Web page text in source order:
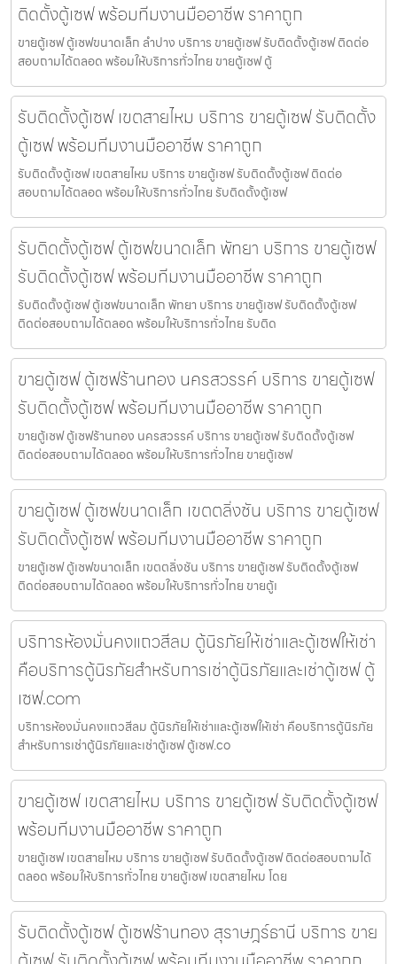
ติดตั้งตู้เซฟ พร้อมทีมงานมืออาชีพ ราคาถูก
ขายตู้เซฟ ตู้เซฟขนาดเล็ก ลำปาง บริการ ขายตู้เซฟ รับติดตั้งตู้เซฟ ติดต่อ
สอบถามได้ตลอด พร้อมให้บริการทั่วไทย ขายตู้เซฟ ตู้
รับติดตั้งตู้เซฟ เขตสายไหม บริการ ขายตู้เซฟ รับติดตั้ง
ตู้เซฟ พร้อมทีมงานมืออาชีพ ราคาถูก
รับติดตั้งตู้เซฟ เขตสายไหม บริการ ขายตู้เซฟ รับติดตั้งตู้เซฟ ติดต่อ
สอบถามได้ตลอด พร้อมให้บริการทั่วไทย รับติดตั้งตู้เซฟ
รับติดตั้งตู้เซฟ ตู้เซฟขนาดเล็ก พัทยา บริการ ขายตู้เซฟ
รับติดตั้งตู้เซฟ พร้อมทีมงานมืออาชีพ ราคาถูก
รับติดตั้งตู้เซฟ ตู้เซฟขนาดเล็ก พัทยา บริการ ขายตู้เซฟ รับติดตั้งตู้เซฟ
ติดต่อสอบถามได้ตลอด พร้อมให้บริการทั่วไทย รับติด
ขายตู้เซฟ ตู้เซฟร้านทอง นครสวรรค์ บริการ ขายตู้เซฟ
รับติดตั้งตู้เซฟ พร้อมทีมงานมืออาชีพ ราคาถูก
ขายตู้เซฟ ตู้เซฟร้านทอง นครสวรรค์ บริการ ขายตู้เซฟ รับติดตั้งตู้เซฟ
ติดต่อสอบถามได้ตลอด พร้อมให้บริการทั่วไทย ขายตู้เซฟ
ขายตู้เซฟ ตู้เซฟขนาดเล็ก เขตตลิ่งชัน บริการ ขายตู้เซฟ
รับติดตั้งตู้เซฟ พร้อมทีมงานมืออาชีพ ราคาถูก
ขายตู้เซฟ ตู้เซฟขนาดเล็ก เขตตลิ่งชัน บริการ ขายตู้เซฟ รับติดตั้งตู้เซฟ
ติดต่อสอบถามได้ตลอด พร้อมให้บริการทั่วไทย ขายตู้เ
บริการห้องมั่นคงแถวสีลม ตู้นิรภัยให้เช่าและตู้เซฟให้เช่า
คือบริการตู้นิรภัยสำหรับการเช่าตู้นิรภัยและเช่าตู้เซฟ ตู้
เซฟ.com
บริการห้องมั่นคงแถวสีลม ตู้นิรภัยให้เช่าและตู้เซฟให้เช่า คือบริการตู้นิรภัย
สำหรับการเช่าตู้นิรภัยและเช่าตู้เซฟ ตู้เซฟ.co
ขายตู้เซฟ เขตสายไหม บริการ ขายตู้เซฟ รับติดตั้งตู้เซฟ
พร้อมทีมงานมืออาชีพ ราคาถูก
ขายตู้เซฟ เขตสายไหม บริการ ขายตู้เซฟ รับติดตั้งตู้เซฟ ติดต่อสอบถามได้
ตลอด พร้อมให้บริการทั่วไทย ขายตู้เซฟ เขตสายไหม โดย
รับติดตั้งตู้เซฟ ตู้เซฟร้านทอง สุราษฎร์ธานี บริการ ขาย